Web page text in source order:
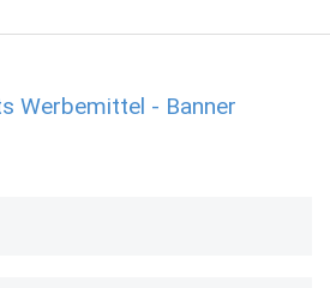
Werbemittel - Banner